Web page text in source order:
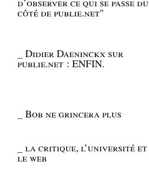
côté de publie.net"
_Didier Daeninckx sur
publie.net : ENFIN.
_Bob ne grincera plus
_la critique, l’université et
le web